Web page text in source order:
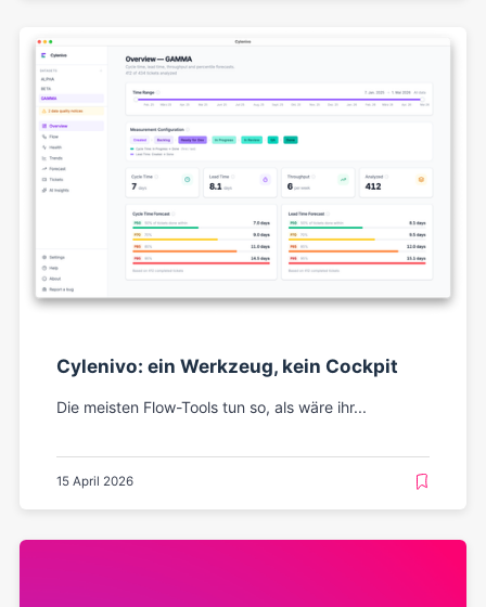
Cylenivo: ein Werkzeug, kein Cockpit
Die meisten Flow-Tools tun so, als wäre ihr...
15 April 2026